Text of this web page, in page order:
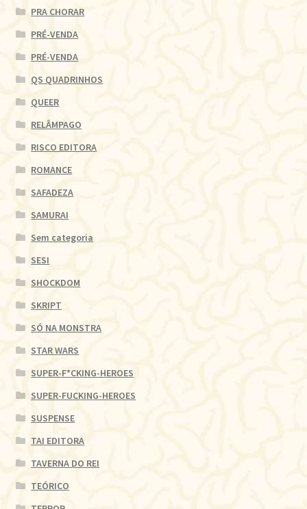
PRA CHORAR
PRÉ-VENDA
PRÉ-VENDA
QS QUADRINHOS
QUEER
RELÂMPAGO
RISCO EDITORA
ROMANCE
SAFADEZA
SAMURAI
Sem categoria
SESI
SHOCKDOM
SKRIPT
SÓ NA MONSTRA
STAR WARS
SUPER-F*CKING-HEROES
SUPER-FUCKING-HEROES
SUSPENSE
TAI EDITORA
TAVERNA DO REI
TEÓRICO